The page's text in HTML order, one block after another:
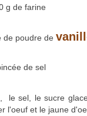
g de farine
de poudre de
de sel
le sel, le sucre
l'oeuf et le jaune